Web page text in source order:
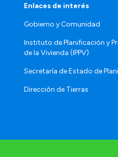
Enlaces de interés
Gobierno y Comunidad
Instituto de Planificación y
de la Vivienda (IPPV)
Secretaría de Estado de
Dirección de Tierras